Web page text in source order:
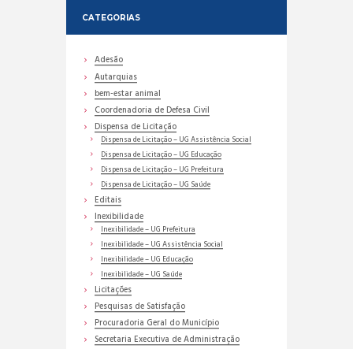
CATEGORIAS
Adesão
Autarquias
bem-estar animal
Coordenadoria de Defesa Civil
Dispensa de Licitação
Dispensa de Licitação – UG Assistência Social
Dispensa de Licitação – UG Educação
Dispensa de Licitação – UG Prefeitura
Dispensa de Licitação – UG Saúde
Editais
Inexibilidade
Inexibilidade – UG Prefeitura
Inexibilidade – UG Assistência Social
Inexibilidade – UG Educação
Inexibilidade – UG Saúde
Licitações
Pesquisas de Satisfação
Procuradoria Geral do Município
Secretaria Executiva de Administração